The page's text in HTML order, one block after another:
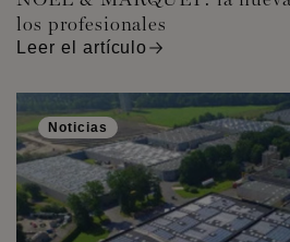
los profesionales
Leer el artículo
Noticias